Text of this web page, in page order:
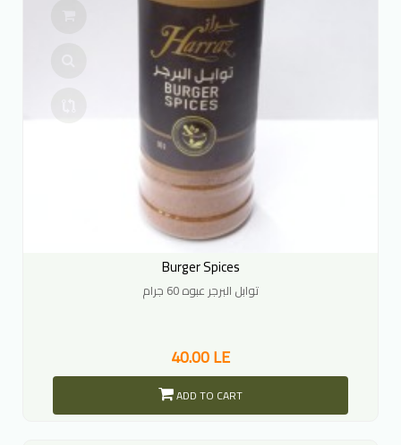
Burger Spices
توابل البرجر عبوه 60 جرام
40.00 LE
ADD TO CART